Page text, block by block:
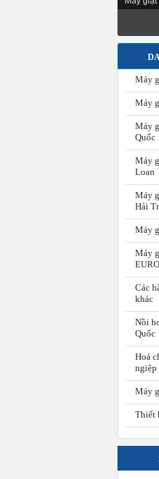
Máy
Máy
Máy
Quốc
Máy
Loan
Máy
Hải
Máy
Máy
EURO
Các
khác
Nồi
Quốc
Hoá
ngiệp
Máy
Thiết